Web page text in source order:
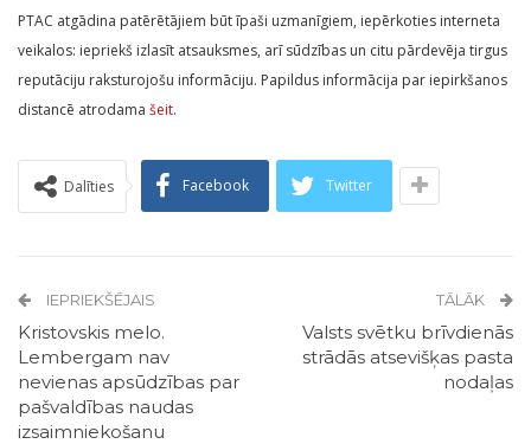
PTAC atgādina patērētājiem būt īpaši uzmanīgiem, iepērkoties interneta
veikalos: iepriekš izlasīt atsauksmes, arī sūdzības un citu pārdevēja tirgus
reputāciju raksturojošu informāciju. Papildus informācija par iepirkšanos
distancē atrodama šeit.
Dalīties Facebook Twitter
IEPRIEKŠĒJAIS
Kristovskis melo.
Lembergam nav
nevienas apsūdzības par
pašvaldības naudas
izsaimniekošanu
TĀLĀK
Valsts svētku brīvdienās
strādās atsevišķas pasta
nodaļas